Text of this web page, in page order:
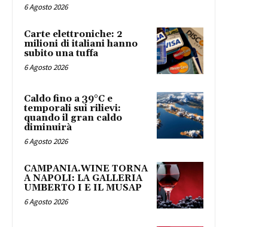
6 Agosto 2026
Carte elettroniche: 2
milioni di italiani hanno
subito una tuffa
6 Agosto 2026
Caldo fino a 39°C e
temporali sui rilievi:
quando il gran caldo
diminuirà
6 Agosto 2026
CAMPANIA.WINE TORNA
A NAPOLI: LA GALLERIA
UMBERTO I E IL MUSAP
6 Agosto 2026